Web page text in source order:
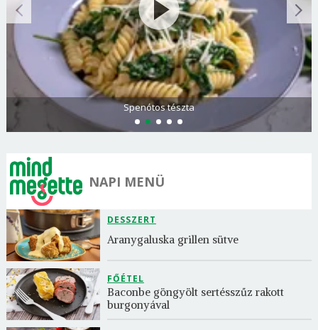
Görögdinnye-limonádé
NAPI MENÜ
DESSZERT
Aranygaluska grillen sütve
FŐÉTEL
Baconbe göngyölt sertésszűz rakott
burgonyával